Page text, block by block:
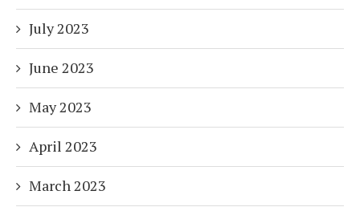
July 2023
June 2023
May 2023
April 2023
March 2023